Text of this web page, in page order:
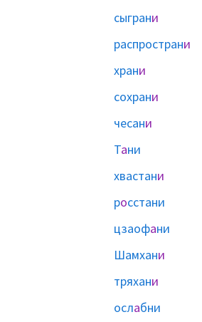
сыграни
распространи
храни
сохрани
чесани
Тани
хвастани
росстани
цзаофани
Шамхани
тряхани
ослабни